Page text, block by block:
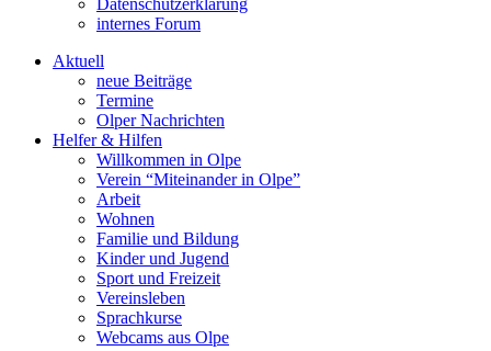
Datenschutzerklärung
internes Forum
Aktuell
neue Beiträge
Termine
Olper Nachrichten
Helfer & Hilfen
Willkommen in Olpe
Verein “Miteinander in Olpe”
Arbeit
Wohnen
Familie und Bildung
Kinder und Jugend
Sport und Freizeit
Vereinsleben
Sprachkurse
Webcams aus Olpe